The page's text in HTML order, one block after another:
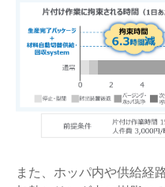
また、ホッパ内や供給経